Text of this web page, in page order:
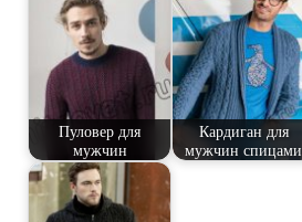
Пуловер для
мужчин
Кардиган для
мужчин спицами